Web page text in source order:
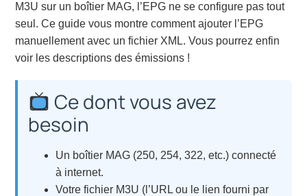
M3U sur un boîtier MAG, l’EPG ne se configure pas tout
seul. Ce guide vous montre comment ajouter l’EPG
manuellement avec un fichier XML. Vous pourrez enfin
voir les descriptions des émissions !
Ce dont vous avez
besoin
Un boîtier MAG (250, 254, 322, etc.) connecté
à internet.
Votre fichier M3U (l’URL ou le lien fourni par